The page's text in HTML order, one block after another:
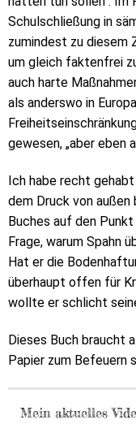
Schulschließung in
zumindest zu diesem
um gleich faktenfrei
auch harte
als anderswo in
gewesen, „aber eben
Ich habe recht
dem Druck von
Buches auf den
Frage, warum Spahn
Hat er die
überhaupt offen für
wollte er schlicht
Dieses Buch braucht
Papier zum Befeuern
Mein aktuelles